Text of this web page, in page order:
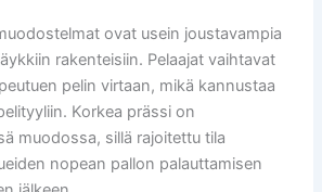
ovat usein joustavampia
rakenteisiin. Pelaajat vaihtavat
pelin virtaan, mikä kannustaa
Korkea prässi on
muodossa, sillä rajoitettu tila
nopean pallon palauttamisen